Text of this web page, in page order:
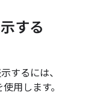
する
するには、
使用します。